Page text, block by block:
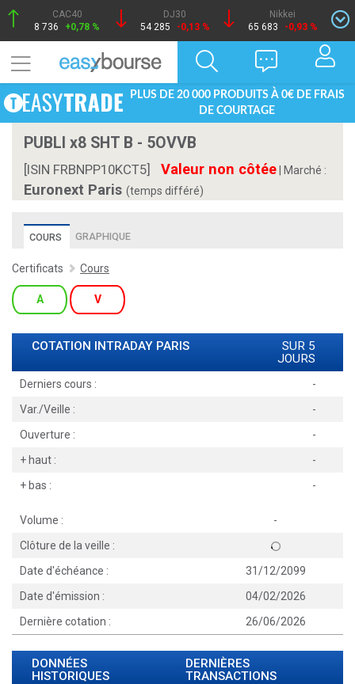
CAC40
8 736
+0,78 %
DJ30
54 285
-0,13 %
Nikkei
65 683
-0,93 %
PLUS DE 20 000 PRODUITS À 0€ DE FRAIS
DE COURTAGE
PUBLI x8 SHT B - 5OVVB
[ISIN FRBNPP10KCT5] Valeur non côtée Marché :
Euronext Paris (temps différé)
COURS GRAPHIQUE
Certificats Cours
A V
COTATION INTRADAY PARIS
SUR 5
JOURS
Derniers cours :
-
Var./Veille :
-
Ouverture :
-
+ haut :
-
+ bas :
-
Volume :
-
Clôture de la veille :
Date d'échéance :
31/12/2099
Date d'émission :
04/02/2026
Dernière cotation :
26/06/2026
DONNÉES
HISTORIQUES
DERNIÈRES
TRANSACTIONS